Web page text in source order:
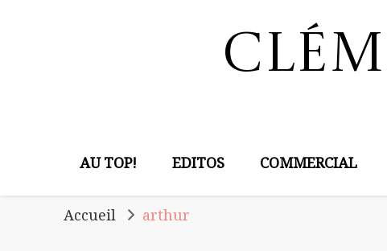
AU TOP! EDITOS COMMERCIAL
Accueil arthur